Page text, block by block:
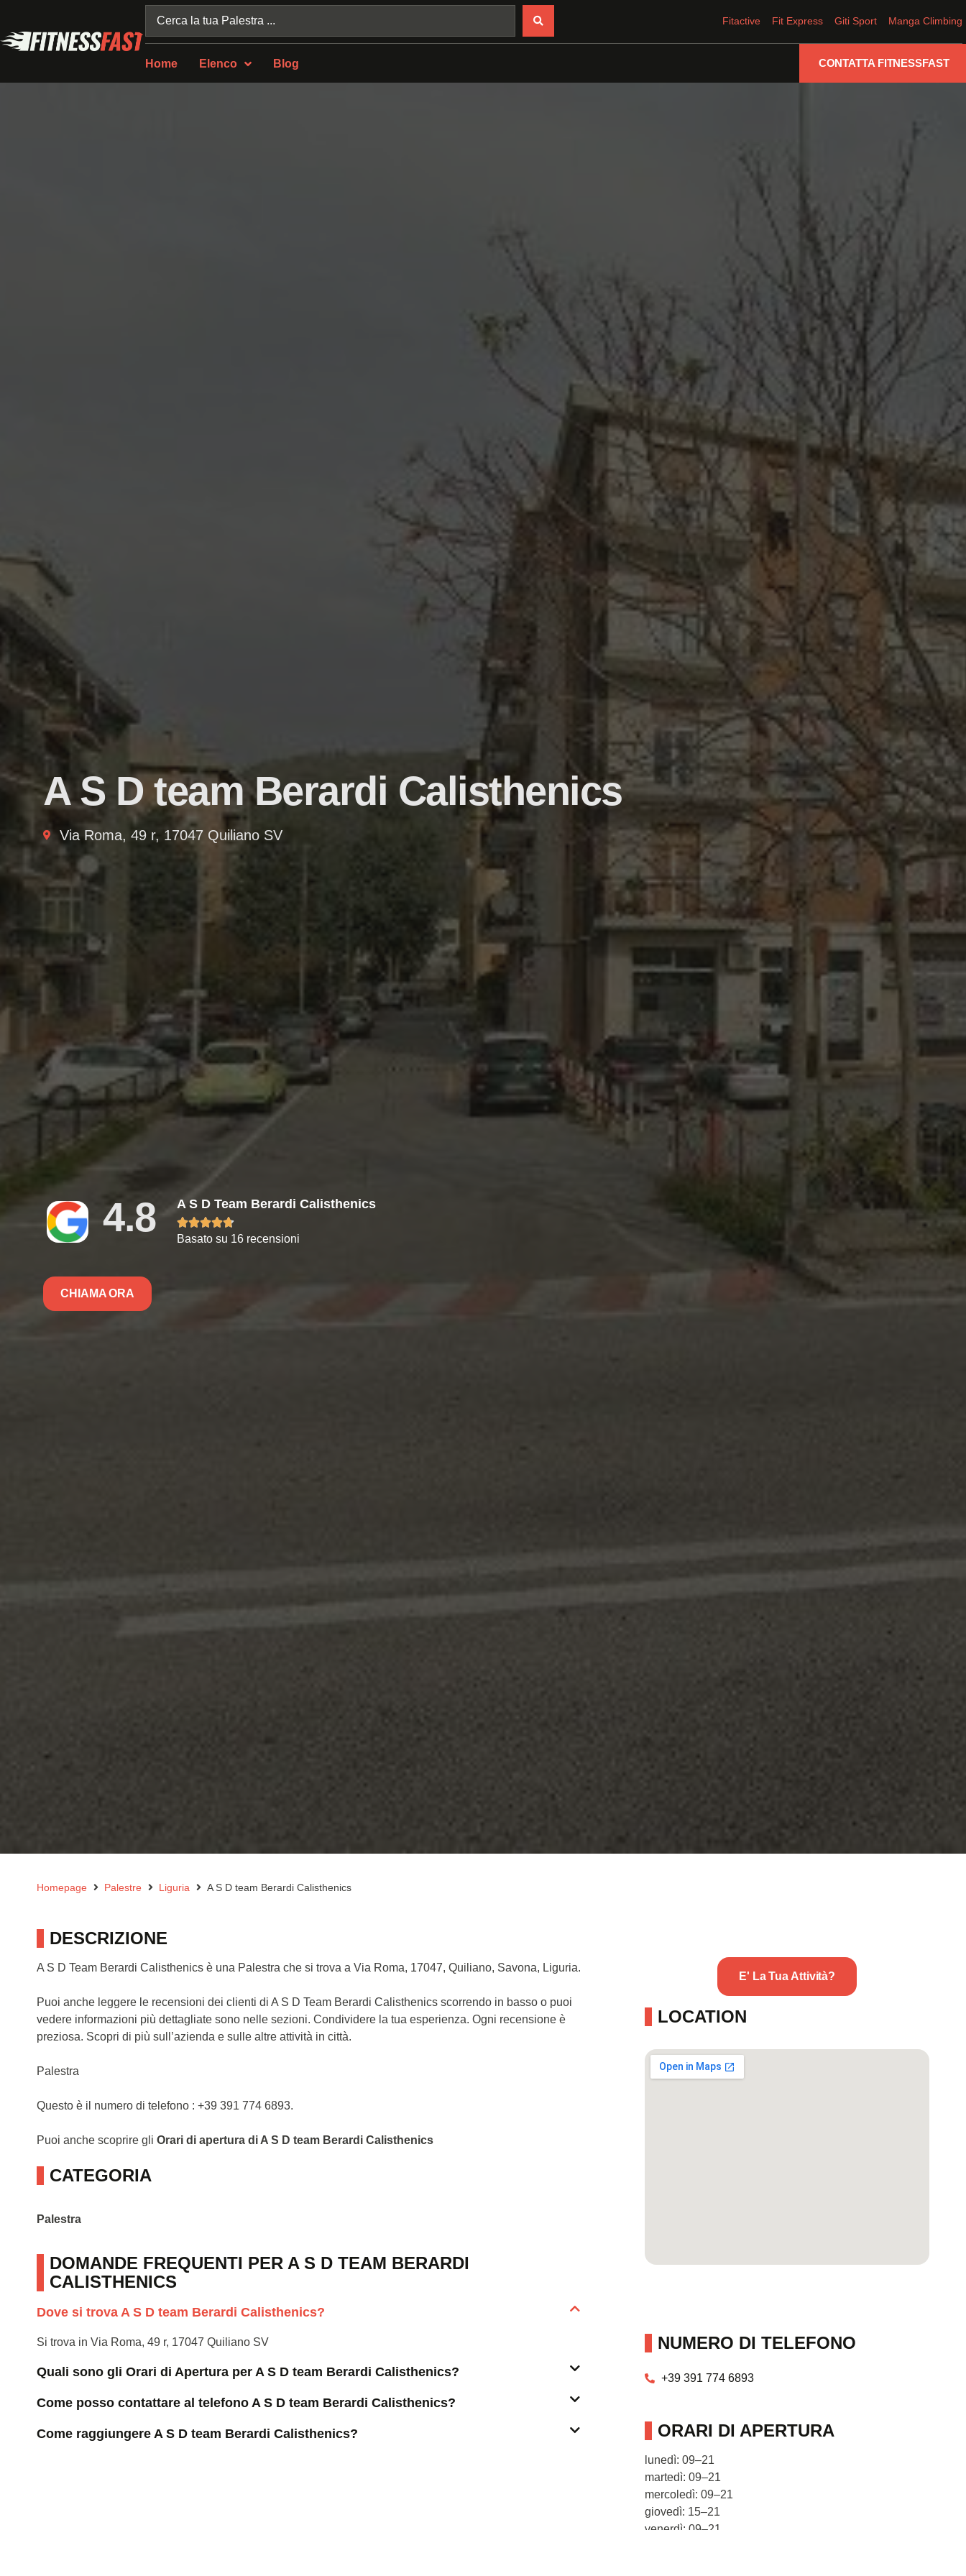
Fitactive Fit Express Giti Sport Manga Climbing
Home Elenco Blog CONTATTA FITNESSFAST
A S D team Berardi Calisthenics
Via Roma, 49 r, 17047 Quiliano SV
4.8 A S D Team Berardi Calisthenics

Basato su 16 recensioni
CHIAMA ORA
Homepage Palestre Liguria A S D team Berardi Calisthenics
DESCRIZIONE
A S D Team Berardi Calisthenics è una Palestra che si trova a Via Roma, 17047, Quiliano, Savona, Liguria.
Puoi anche leggere le recensioni dei clienti di A S D Team Berardi Calisthenics scorrendo in basso o puoi
vedere informazioni più dettagliate sono nelle sezioni. Condividere la tua esperienza. Ogni recensione è
preziosa. Scopri di più sull’azienda e sulle altre attività in città.
Palestra
Questo è il numero di telefono : +39 391 774 6893.
Puoi anche scoprire gli Orari di apertura di A S D team Berardi Calisthenics
CATEGORIA
Palestra
DOMANDE FREQUENTI PER A S D TEAM BERARDI
CALISTHENICS
Dove si trova A S D team Berardi Calisthenics?
Si trova in Via Roma, 49 r, 17047 Quiliano SV
Quali sono gli Orari di Apertura per A S D team Berardi Calisthenics?
Come posso contattare al telefono A S D team Berardi Calisthenics?
Come raggiungere A S D team Berardi Calisthenics?
E' La Tua Attività?
LOCATION
NUMERO DI TELEFONO
+39 391 774 6893
ORARI DI APERTURA
lunedì: 09–21
martedì: 09–21
mercoledì: 09–21
giovedì: 15–21
venerdì: 09–21